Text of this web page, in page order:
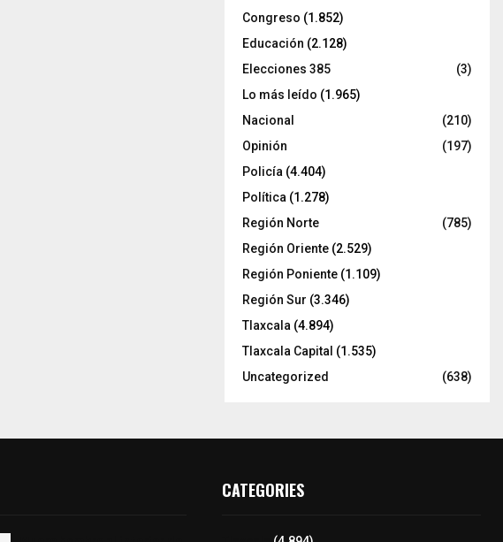
Congreso (1.852)
Educación (2.128)
Elecciones 385
(3)
Lo más leído (1.965)
Nacional
(210)
Opinión
(197)
Policía (4.404)
Política (1.278)
Región Norte
(785)
Región Oriente (2.529)
Región Poniente (1.109)
Región Sur (3.346)
Tlaxcala (4.894)
Tlaxcala Capital (1.535)
Uncategorized
(638)
CATEGORIES